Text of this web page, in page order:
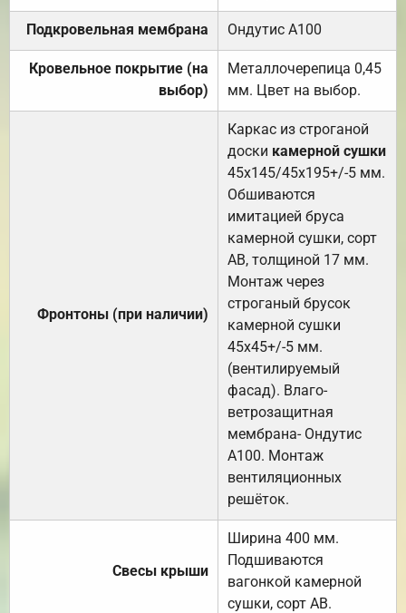
Подкровельная мембрана Ондутис А100
Кровельное покрытие (на
выбор)
Металлочерепица 0,45
мм. Цвет на выбор.
Фронтоны (при наличии)
Каркас из строганой
доски камерной сушки
45х145/45х195+/-5 мм.
Обшиваются
имитацией бруса
камерной сушки, сорт
АВ, толщиной 17 мм.
Монтаж через
строганый брусок
камерной сушки
45х45+/-5 мм.
(вентилируемый
фасад). Влаго-
ветрозащитная
мембрана- Ондутис
А100. Монтаж
вентиляционных
решёток.
Свесы крыши
Ширина 400 мм.
Подшиваются
вагонкой камерной
сушки, сорт АВ.